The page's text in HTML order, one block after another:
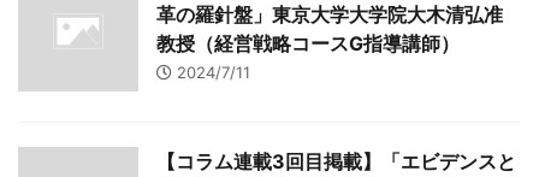
革の羅針盤」東京大学大学院大木清弘准
教授（経営戦略コースG指導講師）
2024/7/11
【コラム連載3回目掲載】「エビデンスと